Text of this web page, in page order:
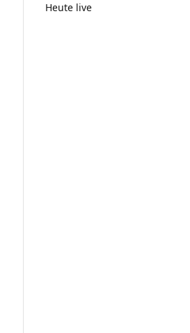
Heute live